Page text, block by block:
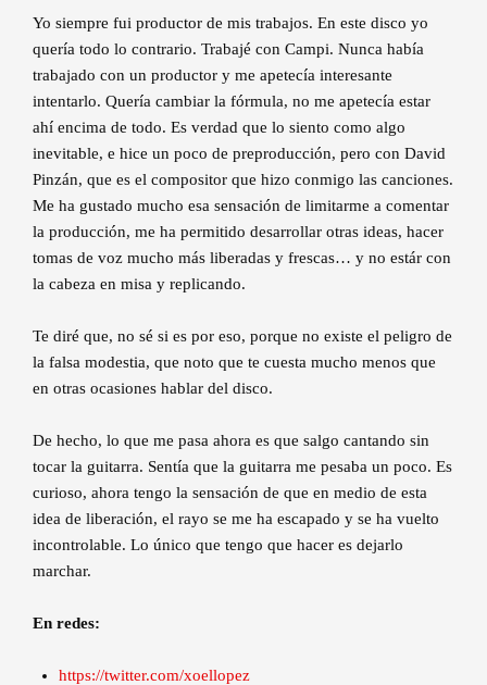
Yo siempre fui productor de mis trabajos. En este disco yo
quería todo lo contrario. Trabajé con Campi. Nunca había
trabajado con un productor y me apetecía interesante
intentarlo. Quería cambiar la fórmula, no me apetecía estar
ahí encima de todo. Es verdad que lo siento como algo
inevitable, e hice un poco de preproducción, pero con David
Pinzán, que es el compositor que hizo conmigo las canciones.
Me ha gustado mucho esa sensación de limitarme a comentar
la producción, me ha permitido desarrollar otras ideas, hacer
tomas de voz mucho más liberadas y frescas… y no estár con
la cabeza en misa y replicando.
Te diré que, no sé si es por eso, porque no existe el peligro de
la falsa modestia, que noto que te cuesta mucho menos que
en otras ocasiones hablar del disco.
De hecho, lo que me pasa ahora es que salgo cantando sin
tocar la guitarra. Sentía que la guitarra me pesaba un poco. Es
curioso, ahora tengo la sensación de que en medio de esta
idea de liberación, el rayo se me ha escapado y se ha vuelto
incontrolable. Lo único que tengo que hacer es dejarlo
marchar.
En redes:
https://twitter.com/xoellopez